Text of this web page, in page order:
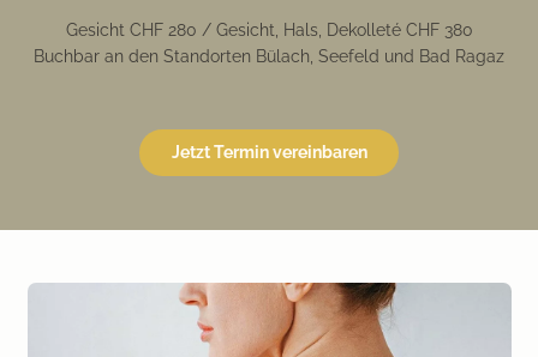
Gesicht CHF 280 / Gesicht, Hals, Dekolleté CHF 380
Buchbar an den Standorten Bülach, Seefeld und Bad Ragaz
Jetzt Termin vereinbaren